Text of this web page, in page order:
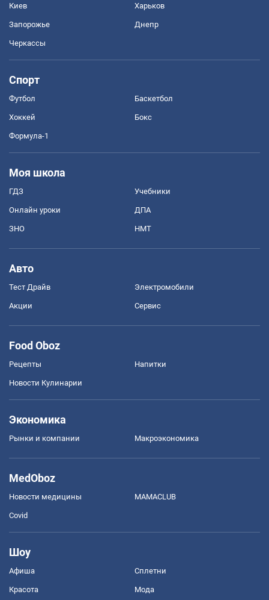
Киев Харьков
Запорожье Днепр
Черкассы
Спорт
Футбол Баскетбол
Хоккей Бокс
Формула-1
Моя школа
ГДЗ Учебники
Онлайн уроки ДПА
ЗНО НМТ
Авто
Тест Драйв Электромобили
Акции Сервис
Food Oboz
Рецепты Напитки
Новости Кулинарии
Экономика
Рынки и компании Mакроэкономика
MedOboz
Новости медицины MAMACLUB
Covid
Шоу
Афиша Сплетни
Красота Мода